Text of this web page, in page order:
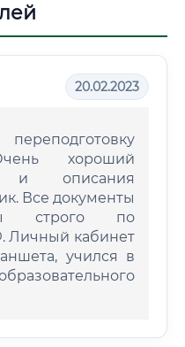
20.02.2023
хороший
и описания
Все документы
строго по
Личный кабинет
учился в